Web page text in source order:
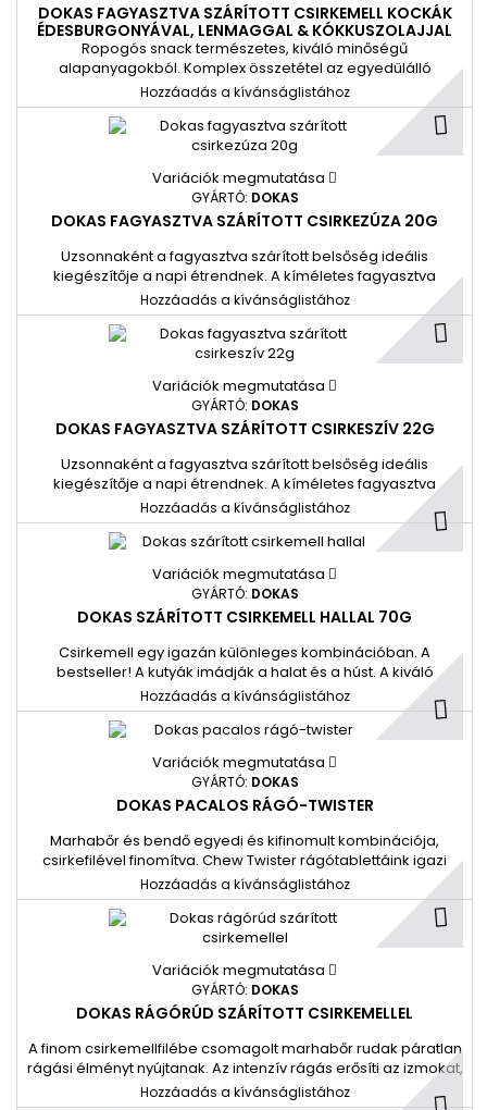
DOKAS FAGYASZTVA SZÁRÍTOTT CSIRKEMELL KOCKÁK
ÉDESBURGONYÁVAL, LENMAGGAL & KÓKKUSZOLAJJAL
Ropogós snack természetes, kiváló minőségű
alapanyagokból. Komplex összetétel az egyedülálló
nassolási élményért. 100% íz és tápanyagtartalom a liofilizált
elkészítésnek köszönhetően. 1#=8db
Hozzáadás a kívánságlistához
Variációk megmutatása
GYÁRTÓ: DOKAS
DOKAS FAGYASZTVA SZÁRÍTOTT CSIRKEZÚZA 20G
Uzsonnaként a fagyasztva szárított belsőség ideális
kiegészítője a napi étrendnek. A kíméletes fagyasztva
szárításnak köszönhetően az íz és a tápanyagok 100%-ban
megmaradnak. 1#7db
Hozzáadás a kívánságlistához
Variációk megmutatása
GYÁRTÓ: DOKAS
DOKAS FAGYASZTVA SZÁRÍTOTT CSIRKESZÍV 22G
Uzsonnaként a fagyasztva szárított belsőség ideális
kiegészítője a napi étrendnek. A kíméletes fagyasztva
szárításnak köszönhetően az íz és a tápanyagok 100%-ban
megmaradnak. 1#=8db
Hozzáadás a kívánságlistához
Variációk megmutatása
GYÁRTÓ: DOKAS
DOKAS SZÁRÍTOTT CSIRKEMELL HALLAL 70G
Csirkemell egy igazán különleges kombinációban. A
bestseller! A kutyák imádják a halat és a húst. A kiváló
minőségű alapanyagok, mint például a csirkemellfilé és a hal
(szardella), adják ennek a különösen népszerű csemegének
a receptjét. 1#=8db Visszazárható tasakban.
Hozzáadás a kívánságlistához
Variációk megmutatása
GYÁRTÓ: DOKAS
DOKAS PACALOS RÁGÓ-TWISTER
Marhabőr és bendő egyedi és kifinomult kombinációja,
csirkefilével finomítva. Chew Twister rágótablettáink igazi
rágási élményt nyújtanak. Az intenzív rágás erősíti a
rágóizmokat, és támogathatja kedvence napi fogápolását.
1#=9db
Hozzáadás a kívánságlistához
Variációk megmutatása
GYÁRTÓ: DOKAS
DOKAS RÁGÓRÚD SZÁRÍTOTT CSIRKEMELLEL
A finom csirkemellfilébe csomagolt marhabőr rudak páratlan
rágási élményt nyújtanak. Az intenzív rágás erősíti az izmokat,
a rágórudak pedig a napi fogápolást is támogatják. 1#=9db
Hozzáadás a kívánságlistához